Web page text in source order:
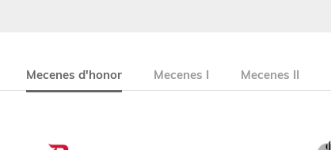
Mecenes d'honor Mecenes I Mecenes II